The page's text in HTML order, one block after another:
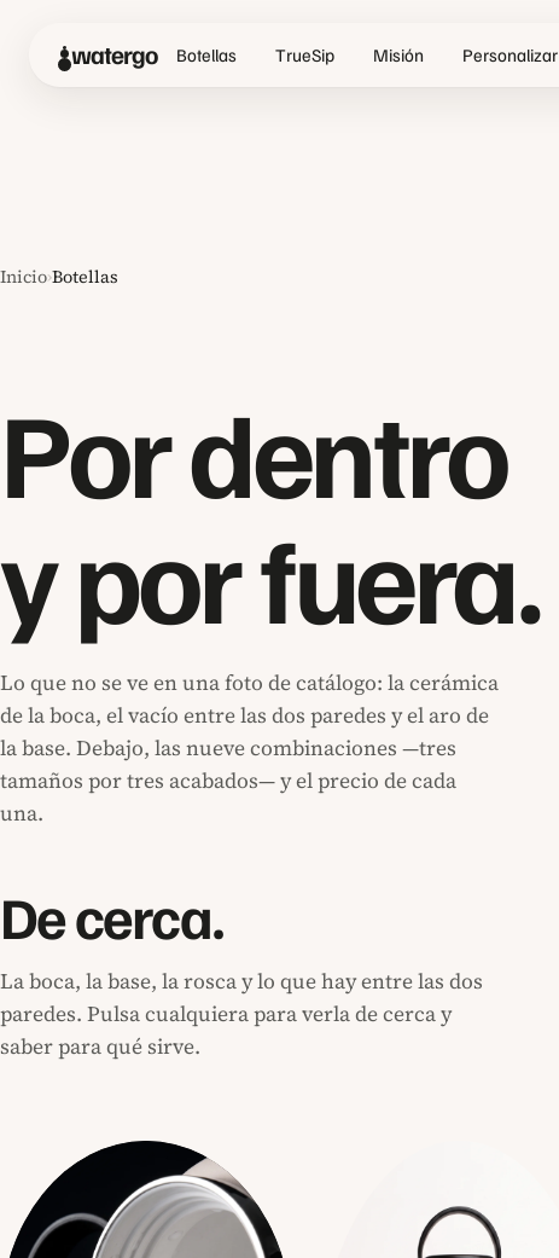
watergo Botellas TrueSip Misión Personalizar
Inicio›Botellas
Por dentro
y por fuera.
Lo que no se ve en una foto de catálogo: la cerámica
de la boca, el vacío entre las dos paredes y el aro de
la base. Debajo, las nueve combinaciones —tres
tamaños por tres acabados— y el precio de cada
una.
De cerca.
La boca, la base, la rosca y lo que hay entre las dos
paredes. Pulsa cualquiera para verla de cerca y
saber para qué sirve.